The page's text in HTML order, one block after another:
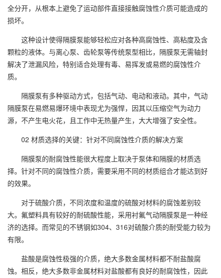
全分开，从根本上避免了运动部件直接接触腐蚀性介质可能造成的
损坏。
这种设计使得隔膜泵能够轻松应对各种高腐蚀性、高粘度及含
颗粒的液体。与离心泵、齿轮泵等传统泵型相比，隔膜泵无需轴封
解决了泄漏风险，特别适合处理有毒、易挥发或易燃的腐蚀性介
质。
隔膜泵有多种驱动方式，包括气动、电动和液动。其中，气动
隔膜泵在易燃易爆环境中表现尤为强悍，因其以压缩空气为动力
源，不产生电火花，且工作中无热量产生，大大增强了安全性。
02 材质选择的关键：针对不同腐蚀性介质的解决方案
隔膜泵的耐腐蚀性能很大程度上取决于泵体和隔膜的材质选
择。针对不同的腐蚀性介质，需要采用不同的材质组合才能达到好
的效果。
对于硫酸介质，不同浓度和温度的硫酸对材料的腐蚀差别较
大。氟塑料具有较好的耐硫酸性能，采用衬氟气动隔膜泵是一种经
济的选择。而常见的不锈钢如304、316对硫酸介质的耐受能力较为
有限。
盐酸是腐蚀性极强的介质，绝大多数金属材料都不耐盐酸腐
蚀。相反，绝大多数非金属材料对盐酸都有良好的耐腐蚀性，因此